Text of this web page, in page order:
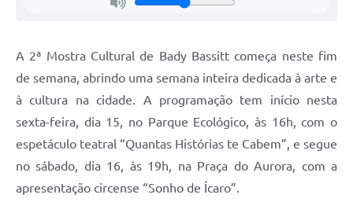
A 2ª Mostra Cultural de Bady Bassitt começa neste fim
de semana, abrindo uma semana inteira dedicada à arte e
à cultura na cidade. A programação tem início nesta
sexta-feira, dia 15, no Parque Ecológico, às 16h, com o
espetáculo teatral “Quantas Histórias te Cabem”, e segue
no sábado, dia 16, às 19h, na Praça do Aurora, com a
apresentação circense “Sonho de Ícaro”.